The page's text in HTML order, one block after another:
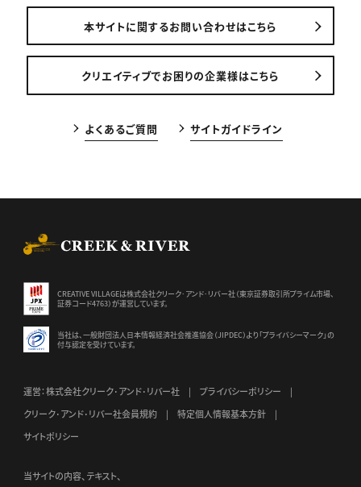
本サイトに関するお問い合わせはこちら
クリエイティブでお困りの企業様はこちら
よくあるご質問 サイトガイドライン
CREATIVE VILLAGEは株式会社クリーク･アンド･リバー社（東京証券取引所プライム市場、
証券コード4763）が運営しています。
当社は、一般財団法人日本情報経済社会推進協会（JIPDEC）より 「プライバシーマーク」の
付与認定を受けています。
運営：株式会社クリーク･アンド･リバー社
プライバシーポリシー
クリーク･アンド･リバー社会員規約
特定個人情報基本方針
サイトポリシー
当サイトの内容、テキスト、